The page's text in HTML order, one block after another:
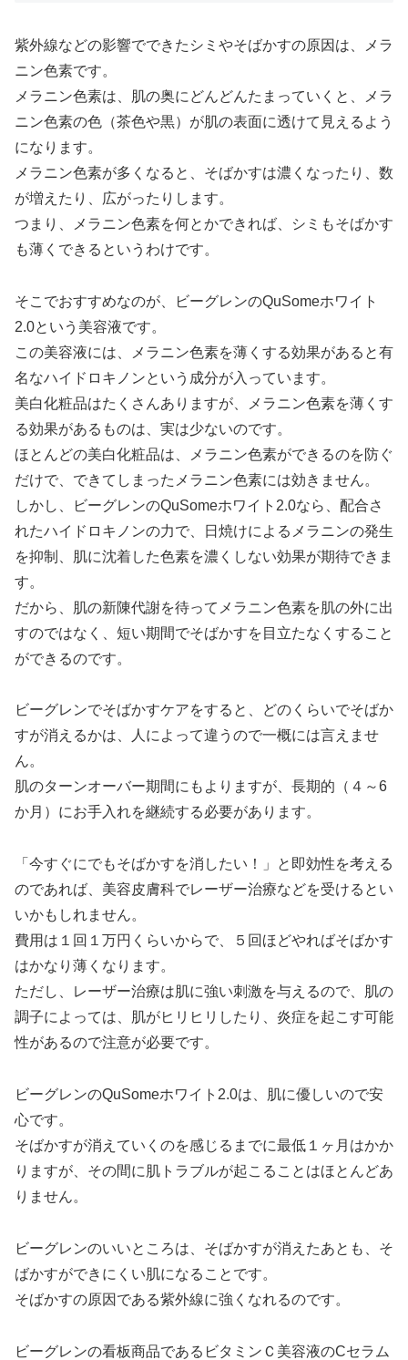
紫外線などの影響でできたシミやそばかすの原因は、メラ
ニン色素です。
メラニン色素は、肌の奥にどんどんたまっていくと、メラ
ニン色素の色（茶色や黒）が肌の表面に透けて見えるよう
になります。
メラニン色素が多くなると、そばかすは濃くなったり、数
が増えたり、広がったりします。
つまり、メラニン色素を何とかできれば、シミもそばかす
も薄くできるというわけです。
そこでおすすめなのが、ビーグレンのQuSomeホワイト
2.0という美容液です。
この美容液には、メラニン色素を薄くする効果があると有
名なハイドロキノンという成分が入っています。
美白化粧品はたくさんありますが、メラニン色素を薄くす
る効果があるものは、実は少ないのです。
ほとんどの美白化粧品は、メラニン色素ができるのを防ぐ
だけで、できてしまったメラニン色素には効きません。
しかし、ビーグレンのQuSomeホワイト2.0なら、配合さ
れたハイドロキノンの力で、日焼けによるメラニンの発生
を抑制、肌に沈着した色素を濃くしない効果が期待できま
す。
だから、肌の新陳代謝を待ってメラニン色素を肌の外に出
すのではなく、短い期間でそばかすを目立たなくすること
ができるのです。
ビーグレンでそばかすケアをすると、どのくらいでそばか
すが消えるかは、人によって違うので一概には言えませ
ん。
肌のターンオーバー期間にもよりますが、長期的（４～6
か月）にお手入れを継続する必要があります。
「今すぐにでもそばかすを消したい！」と即効性を考える
のであれば、美容皮膚科でレーザー治療などを受けるとい
いかもしれません。
費用は１回１万円くらいからで、５回ほどやればそばかす
はかなり薄くなります。
ただし、レーザー治療は肌に強い刺激を与えるので、肌の
調子によっては、肌がヒリヒリしたり、炎症を起こす可能
性があるので注意が必要です。
ビーグレンのQuSomeホワイト2.0は、肌に優しいので安
心です。
そばかすが消えていくのを感じるまでに最低１ヶ月はかか
りますが、その間に肌トラブルが起こることはほとんどあ
りません。
ビーグレンのいいところは、そばかすが消えたあとも、そ
ばかすができにくい肌になることです。
そばかすの原因である紫外線に強くなれるのです。
ビーグレンの看板商品であるビタミンＣ美容液のCセラム